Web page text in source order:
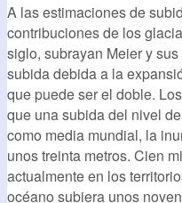
A las estimaciones de
contribuciones de los
siglo, subrayan Meier y
subida debida a la
que puede ser el doble.
que una subida del nivel
como media mundial, la
unos treinta metros. Cien
actualmente en los
océano subiera unos